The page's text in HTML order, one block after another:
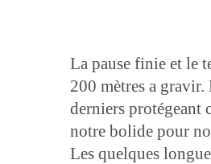
La pause finie et le
200 mètres a
derniers protégeant
notre bolide pour
Les quelques